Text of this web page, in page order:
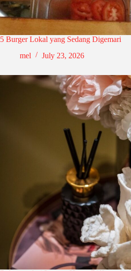
5 Burger Lokal yang Sedang Digemari
mel
July 23, 2026